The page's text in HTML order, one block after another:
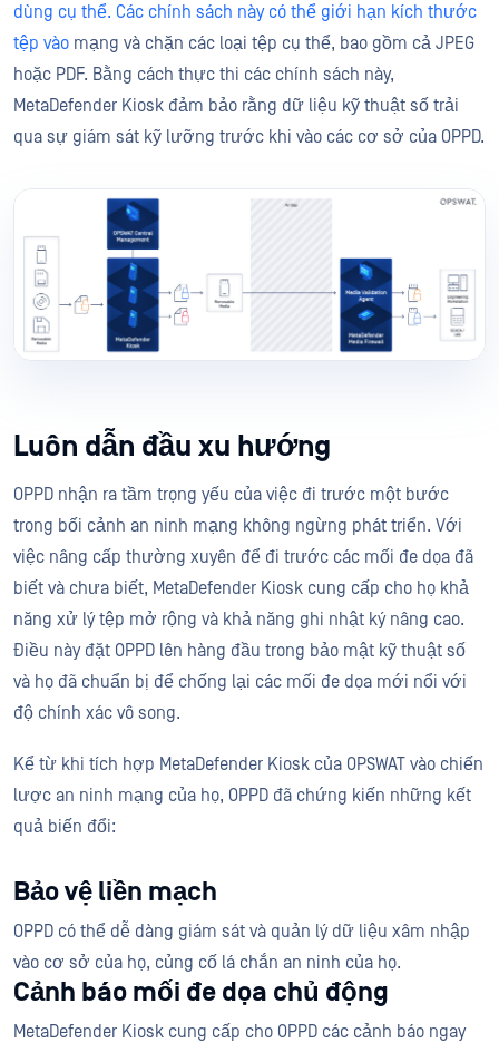
dùng cụ thể. Các chính sách này có thể giới hạn kích thước
tệp vào mạng và chặn các loại tệp cụ thể, bao gồm cả JPEG
hoặc PDF. Bằng cách thực thi các chính sách này,
MetaDefender Kiosk đảm bảo rằng dữ liệu kỹ thuật số trải
qua sự giám sát kỹ lưỡng trước khi vào các cơ sở của OPPD.
Luôn dẫn đầu xu hướng
OPPD nhận ra tầm trọng yếu của việc đi trước một bước
trong bối cảnh an ninh mạng không ngừng phát triển. Với
việc nâng cấp thường xuyên để đi trước các mối đe dọa đã
biết và chưa biết, MetaDefender Kiosk cung cấp cho họ khả
năng xử lý tệp mở rộng và khả năng ghi nhật ký nâng cao.
Điều này đặt OPPD lên hàng đầu trong bảo mật kỹ thuật số
và họ đã chuẩn bị để chống lại các mối đe dọa mới nổi với
độ chính xác vô song.
Kể từ khi tích hợp MetaDefender Kiosk của OPSWAT vào chiến
lược an ninh mạng của họ, OPPD đã chứng kiến những kết
quả biến đổi:
Bảo vệ liền mạch
OPPD có thể dễ dàng giám sát và quản lý dữ liệu xâm nhập
vào cơ sở của họ, củng cố lá chắn an ninh của họ.
Cảnh báo mối đe dọa chủ động
MetaDefender Kiosk cung cấp cho OPPD các cảnh báo ngay